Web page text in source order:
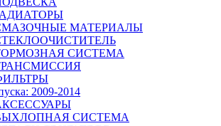
МАТЕРИАЛЫ
СИСТЕМА
2009-2014
СИСТЕМА